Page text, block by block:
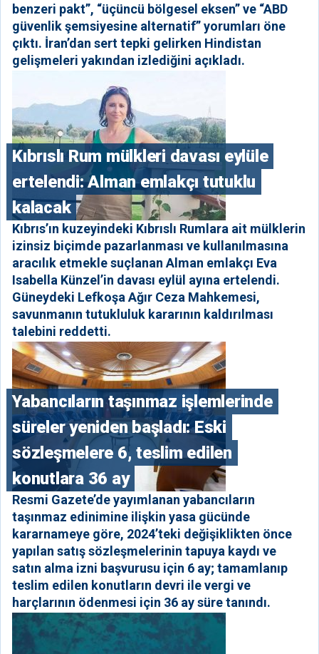
benzeri pakt”, “üçüncü bölgesel eksen” ve “ABD
güvenlik şemsiyesine alternatif” yorumları öne
çıktı. İran’dan sert tepki gelirken Hindistan
gelişmeleri yakından izlediğini açıkladı.
Kıbrıslı Rum mülkleri davası eylüle
ertelendi: Alman emlakçı tutuklu
kalacak
Kıbrıs’ın kuzeyindeki Kıbrıslı Rumlara ait mülklerin
izinsiz biçimde pazarlanması ve kullanılmasına
aracılık etmekle suçlanan Alman emlakçı Eva
Isabella Künzel’in davası eylül ayına ertelendi.
Güneydeki Lefkoşa Ağır Ceza Mahkemesi,
savunmanın tutukluluk kararının kaldırılması
talebini reddetti.
Yabancıların taşınmaz işlemlerinde
süreler yeniden başladı: Eski
sözleşmelere 6, teslim edilen
konutlara 36 ay
Resmi Gazete’de yayımlanan yabancıların
taşınmaz edinimine ilişkin yasa gücünde
kararnameye göre, 2024’teki değişiklikten önce
yapılan satış sözleşmelerinin tapuya kaydı ve
satın alma izni başvurusu için 6 ay; tamamlanıp
teslim edilen konutların devri ile vergi ve
harçlarının ödenmesi için 36 ay süre tanındı.